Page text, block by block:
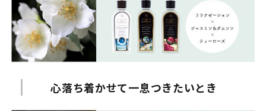
心落ち着かせて一息つきたいとき